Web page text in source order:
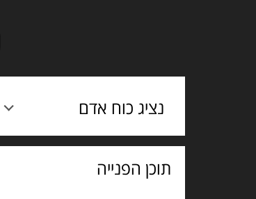
נציג כוח אדם
תוכן